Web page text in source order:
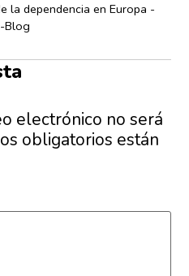
la dependencia en Europa -
Blog
electrónico no será
obligatorios están